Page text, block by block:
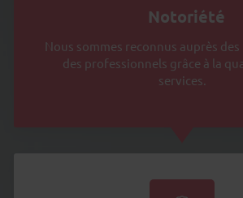
Notoriété
Nous sommes reconnus auprès
des professionnels grâce à la
services.